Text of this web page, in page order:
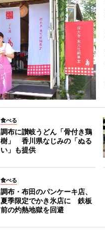
食べる
調布に讃岐うどん「骨付き鶏
樹」 香川県なじみの「ぬる
い」も提供
食べる
調布・布田のパンケーキ店、
夏季限定でかき氷店に 鉄板
前の灼熱地獄を回避